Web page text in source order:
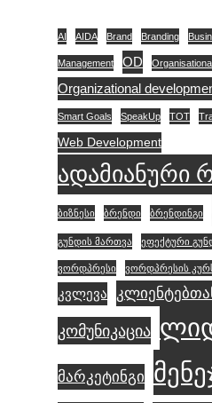
AI AIDA Brand Branding
Management OD
Organizational
Smart Goals SpeakUp TOT
Web Development
ადამიანური
ბიზნესი ბრენდი ბრენდინგი
გუნდის მართვა ეფექტური
ვორდპრესი ვორდპრესის
კვლევა
კომუნიკაცია
მარკეტინგი